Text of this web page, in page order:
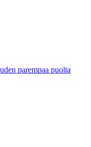
parempaa puolta